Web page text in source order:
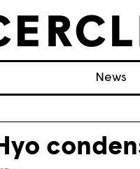
News